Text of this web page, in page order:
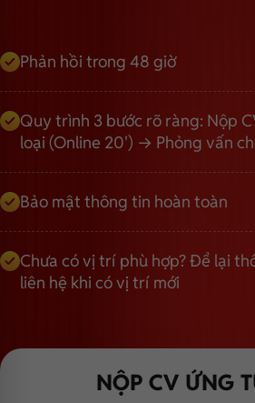
Phản hồi trong 48 giờ
Quy trình 3 bước rõ ràng: Nộp
loại (Online 20') → Phỏng vấn
Bảo mật thông tin hoàn toàn
Chưa có vị trí phù hợp? Để lại
liên hệ khi có vị trí mới
NỘP CV ỨNG